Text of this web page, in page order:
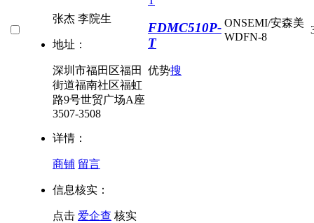
张杰 李院生
地址：
深圳市福田区福田
街道福南社区福虹
路9号世贸广场A座
3507-3508
详情：
商铺 留言
信息核实：
点击 爱企查 核实
FDMC510P-
T
优势搜
ONSEMI/安森美
WDFN-8